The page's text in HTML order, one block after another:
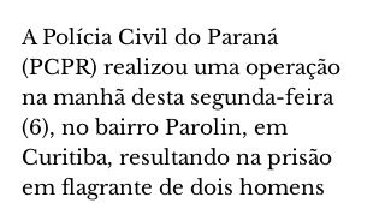
A Polícia Civil do Paraná
(PCPR) realizou uma operação
na manhã desta segunda-feira
(6), no bairro Parolin, em
Curitiba, resultando na prisão
em flagrante de dois homens